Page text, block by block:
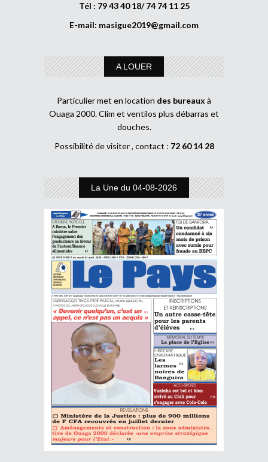
Tél : 79 43 40 18/ 74 74 11 25
E-mail: masigue2019@gmail.com
A LOUER
Particulier met en location des bureaux à
Ouaga 2000. Clim et ventilos plus débarras et
douches.
Possibilité de visiter , contact : 72 60 14 28
La Une du 04-08-2026